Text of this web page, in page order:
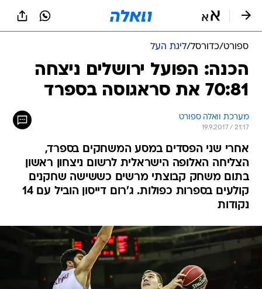
ספורט/כדורסל/ליגת העל
הכנה: הפועל ירושלים ניצחה
70:81 את סראגוסה בספרד
מערכת וואלה ספורט
19.9.2017 / 21:17
אחרי שני הפסדים במסע המשחקים בספרד,
הצליחה האלופה הישראלית לרשום ניצחון ראשון
בתום משחק קבוצתי מרשים כששישה שחקנים
קולעים בספרות כפולות. ג'רום דייסון הוביל עם 14
נקודות